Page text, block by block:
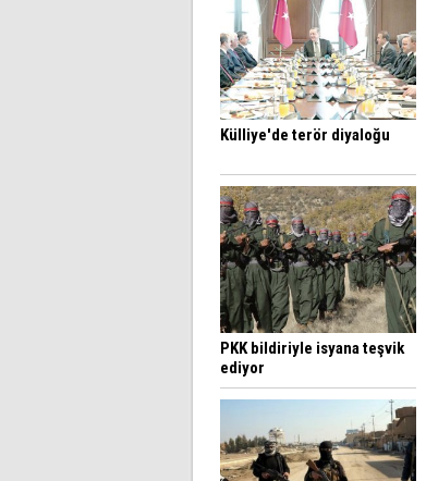
Külliye'de terör diyaloğu
PKK bildiriyle isyana teşvik
ediyor